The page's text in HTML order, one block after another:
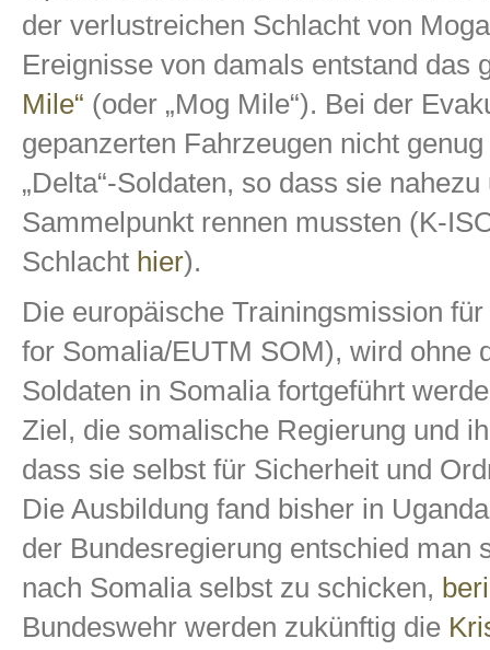
der verlustreichen Schlacht von
Ereignisse von damals entstand das
Mile“ (oder „Mog Mile“). Bei der
gepanzerten Fahrzeugen nicht
„Delta“-Soldaten, so dass sie
Sammelpunkt rennen mussten (K-
Schlacht hier).
Die europäische Trainingsmission
for Somalia/EUTM SOM), wird ohne
Soldaten in Somalia fortgeführt
Ziel, die somalische Regierung und
dass sie selbst für Sicherheit und
Die Ausbildung fand bisher in
der Bundesregierung entschied man
nach Somalia selbst zu schicken,
Bundeswehr werden zukünftig die